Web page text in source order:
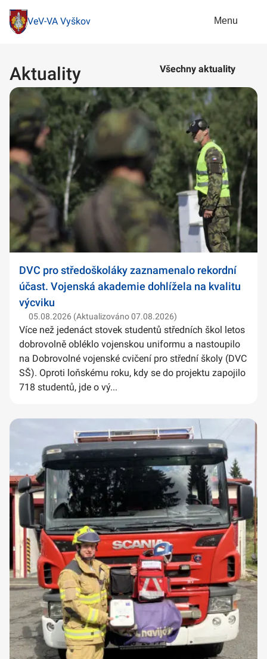
VeV-VA Vyškov Menu
Aktuality Všechny aktuality
DVC pro středoškoláky zaznamenalo rekordní
účast. Vojenská akademie dohlížela na kvalitu
výcviku
05.08.2026 (Aktualizováno 07.08.2026)
Více než jedenáct stovek studentů středních škol letos
dobrovolně obléklo vojenskou uniformu a nastoupilo
na Dobrovolné vojenské cvičení pro střední školy (DVC
SŠ). Oproti loňskému roku, kdy se do projektu zapojilo
718 studentů, jde o vý...